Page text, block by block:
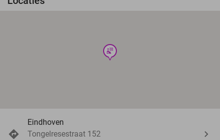
wellness
Eindhoven
Tongelresestraat 152